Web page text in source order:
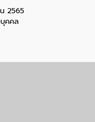
2565
คคล